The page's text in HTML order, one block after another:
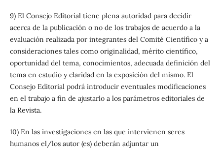
9) El Consejo Editorial tiene plena autoridad para decidir
acerca de la publicación o no de los trabajos de acuerdo a la
evaluación realizada por integrantes del Comité Científico y a
consideraciones tales como originalidad, mérito científico,
oportunidad del tema, conocimientos, adecuada definición del
tema en estudio y claridad en la exposición del mismo. El
Consejo Editorial podrá introducir eventuales modificaciones
en el trabajo a fin de ajustarlo a los parámetros editoriales de
la Revista.
10) En las investigaciones en las que intervienen seres
humanos el/los autor (es) deberán adjuntar un